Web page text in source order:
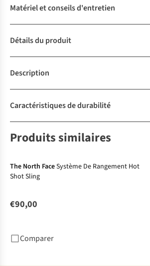
Matériel et conseils d'entretien
Détails du produit
Description
Caractéristiques de durabilité
Produits similaires
The North FaceSystème De Rangement Hot
Shot Sling
€90,00
Comparer